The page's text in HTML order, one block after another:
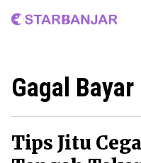
Home
Gagal Bayar
Tips Jitu